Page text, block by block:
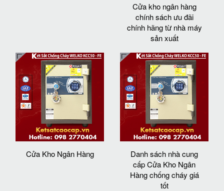
Cửa kho ngân hàng
chính sách ưu đãi
chính hãng từ nhà máy
sản xuất
Cửa Kho Ngân Hàng
Danh sách nhà cung
cấp Cửa Kho Ngân
Hàng chống cháy giá
tốt